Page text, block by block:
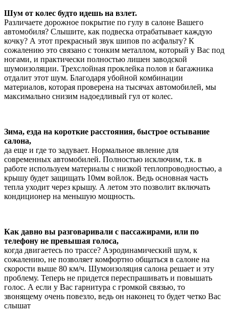
Шум от колес будто идешь на взлет.
Различаете дорожное покрытие по гулу в салоне Вашего
автомобиля? Слышите, как подвеска отрабатывает каждую
кочку? А этот прекрасный звук шипов по асфальту? К
сожалению это связано с тонким металлом, который у Вас под
ногами, и практически полностью лишен заводской
шумоизоляции. Трехслойная проклейка полов и багажника
отдалит этот шум. Благодаря убойной комбинации
материалов, которая проверена на тысячах автомобилей, мы
максимально снизим надоедливый гул от колес.
Зима, езда на короткие расстояния, быстрое остывание
салона,
да еще и где то задувает. Нормальное явление для
современных автомобилей. Полностью исключим, т.к. в
работе используем материалы с низкой теплопроводностью, а
крышу будет защищать 10мм войлок. Ведь основная часть
тепла уходит через крышу. А летом это позволит включать
кондиционер на меньшую мощность.
Как давно вы разговаривали с пассажирами, или по
телефону не превышая голоса,
когда двигаетесь по трассе? Аэродинамический шум, к
сожалению, не позволяет комфортно общаться в салоне на
скорости выше 80 км/ч. Шумоизоляция салона решает и эту
проблему. Теперь не придется переспрашивать и повышать
голос. А если у Вас гарнитура с громкой связью, то
звонящему очень повезло, ведь он наконец то будет четко Вас
слышат